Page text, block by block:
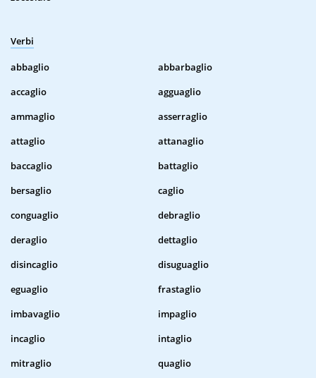
Verbi
abbaglio
abbarbaglio
accaglio
agguaglio
ammaglio
asserraglio
attaglio
attanaglio
baccaglio
battaglio
bersaglio
caglio
conguaglio
debraglio
deraglio
dettaglio
disincaglio
disuguaglio
eguaglio
frastaglio
imbavaglio
impaglio
incaglio
intaglio
mitraglio
quaglio